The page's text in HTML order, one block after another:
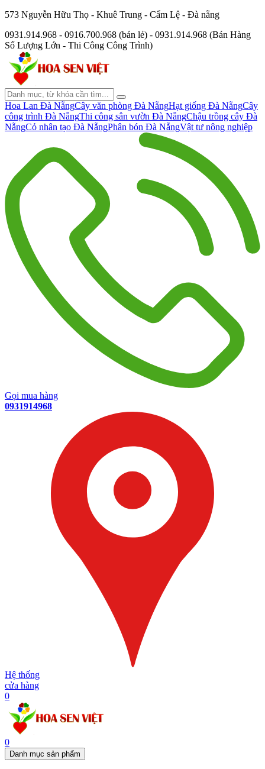
573 Nguyễn Hữu Thọ - Khuê Trung - Cẩm Lệ - Đà nẵng
0931.914.968 - 0916.700.968 (bán lẻ) - 0931.914.968 (Bán Hàng
Số Lượng Lớn - Thi Công Công Trình)
Hoa Lan Đà NẵngCây văn phòng Đà NẵngHạt giống Đà NẵngCây
công trình Đà NẵngThi công sân vườn Đà NẵngChậu trồng cây Đà
NẵngCỏ nhân tạo Đà NẵngPhân bón Đà NẵngVật tư nông nghiệp
Gọi mua hàng
0931914968
Hệ thống
cửa hàng
0
0
Danh mục sản phẩm